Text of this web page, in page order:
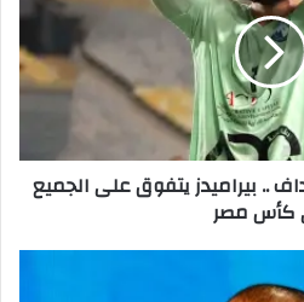
.. بيراميدز يتفوق على الجميع
كأس مصر